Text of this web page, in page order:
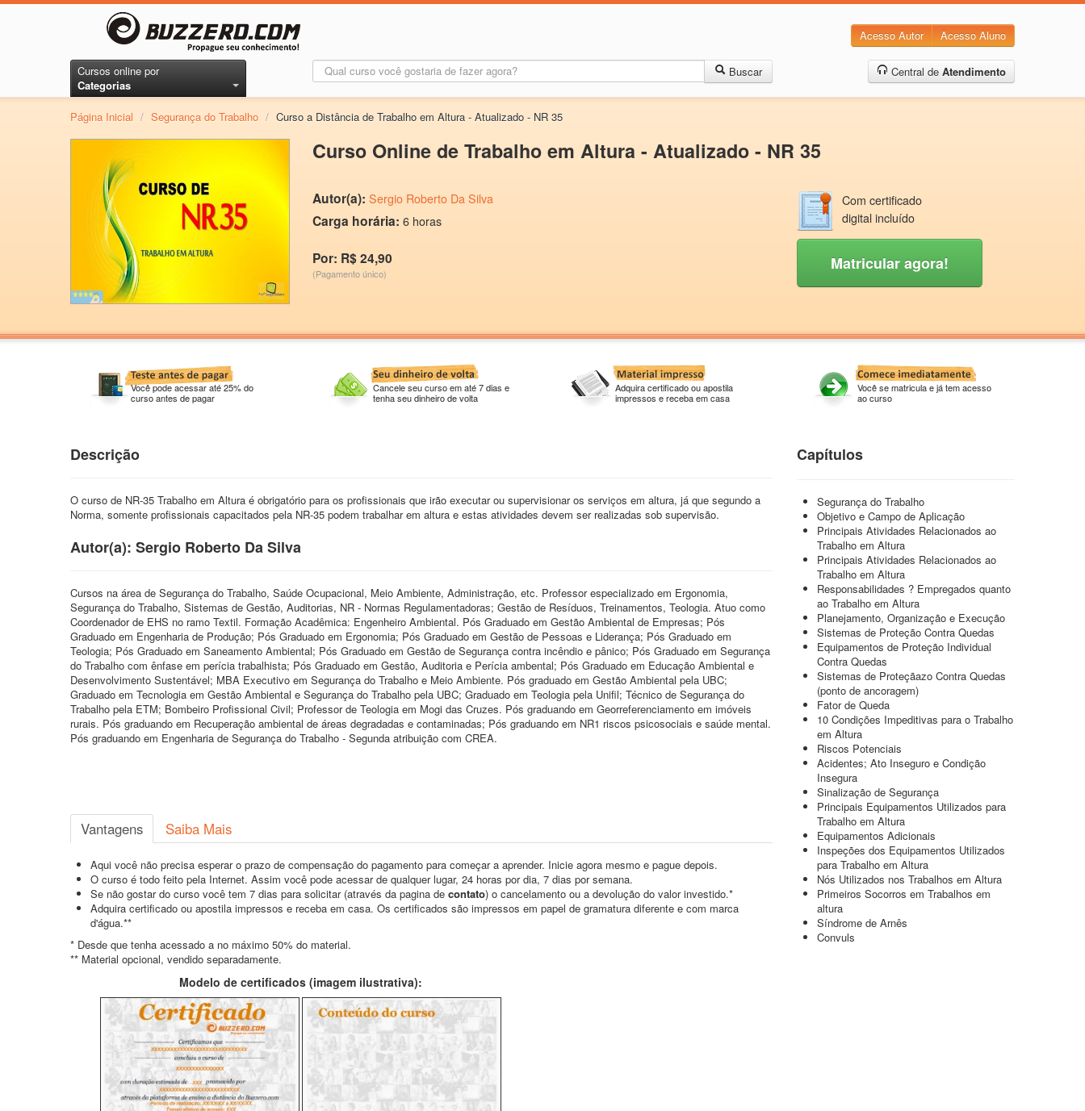
Acesso Autor Acesso Aluno
Cursos online por
Categorias
Buscar Central de Atendimento
Página Inicial / Segurança do Trabalho / Curso a Distância de Trabalho em Altura - Atualizado - NR 35
Curso Online de Trabalho em Altura - Atualizado - NR 35
Autor(a): Sergio Roberto Da Silva
Carga horária: 6 horas
Por: R$ 24,90
(Pagamento único)
Com certificado
digital incluído
Matricular agora!
Você pode acessar até 25% do
curso antes de pagar
Cancele seu curso em até 7 dias e
tenha seu dinheiro de volta
Adquira certificado ou apostila
impressos e receba em casa
Você se matricula e já tem acesso
ao curso
Descrição
O curso de NR-35 Trabalho em Altura é obrigatório para os profissionais que irão executar ou supervisionar os serviços em altura, já que segundo a
Norma, somente profissionais capacitados pela NR-35 podem trabalhar em altura e estas atividades devem ser realizadas sob supervisão.
Autor(a): Sergio Roberto Da Silva
Cursos na área de Segurança do Trabalho, Saúde Ocupacional, Meio Ambiente, Administração, etc. Professor especializado em Ergonomia,
Segurança do Trabalho, Sistemas de Gestão, Auditorias, NR - Normas Regulamentadoras; Gestão de Resíduos, Treinamentos, Teologia. Atuo como
Coordenador de EHS no ramo Textil. Formação Acadêmica: Engenheiro Ambiental. Pós Graduado em Gestão Ambiental de Empresas; Pós
Graduado em Engenharia de Produção; Pós Graduado em Ergonomia; Pós Graduado em Gestão de Pessoas e Liderança; Pós Graduado em
Teologia; Pós Graduado em Saneamento Ambiental; Pós Graduado em Gestão de Segurança contra incêndio e pânico; Pós Graduado em Segurança
do Trabalho com ênfase em perícia trabalhista; Pós Graduado em Gestão, Auditoria e Perícia ambental; Pós Graduado em Educação Ambiental e
Desenvolvimento Sustentável; MBA Executivo em Segurança do Trabalho e Meio Ambiente. Pós graduado em Gestão Ambiental pela UBC;
Graduado em Tecnologia em Gestão Ambiental e Segurança do Trabalho pela UBC; Graduado em Teologia pela Unifil; Técnico de Segurança do
Trabalho pela ETM; Bombeiro Profissional Civil; Professor de Teologia em Mogi das Cruzes. Pós graduando em Georreferenciamento em imóveis
rurais. Pós graduando em Recuperação ambiental de áreas degradadas e contaminadas; Pós graduando em NR1 riscos psicosociais e saúde mental.
Pós graduando em Engenharia de Segurança do Trabalho - Segunda atribuição com CREA.
Vantagens Saiba Mais
Aqui você não precisa esperar o prazo de compensação do pagamento para começar a aprender. Inicie agora mesmo e pague depois.
O curso é todo feito pela Internet. Assim você pode acessar de qualquer lugar, 24 horas por dia, 7 dias por semana.
Se não gostar do curso você tem 7 dias para solicitar (através da pagina de contato) o cancelamento ou a devolução do valor investido.*
Adquira certificado ou apostila impressos e receba em casa. Os certificados são impressos em papel de gramatura diferente e com marca
d'água.**
* Desde que tenha acessado a no máximo 50% do material.
** Material opcional, vendido separadamente.
Modelo de certificados (imagem ilustrativa):
Capítulos
Segurança do Trabalho
Objetivo e Campo de Aplicação
Principais Atividades Relacionados ao
Trabalho em Altura
Principais Atividades Relacionados ao
Trabalho em Altura
Responsabilidades ? Empregados quanto
ao Trabalho em Altura
Planejamento, Organização e Execução
Sistemas de Proteção Contra Quedas
Equipamentos de Proteção Individual
Contra Quedas
Sistemas de Proteçãazo Contra Quedas
(ponto de ancoragem)
Fator de Queda
10 Condições Impeditivas para o Trabalho
em Altura
Riscos Potenciais
Acidentes; Ato Inseguro e Condição
Insegura
Sinalização de Segurança
Principais Equipamentos Utilizados para
Trabalho em Altura
Equipamentos Adicionais
Inspeções dos Equipamentos Utilizados
para Trabalho em Altura
Nós Utilizados nos Trabalhos em Altura
Primeiros Socorros em Trabalhos em
altura
Síndrome de Arnês
Convuls